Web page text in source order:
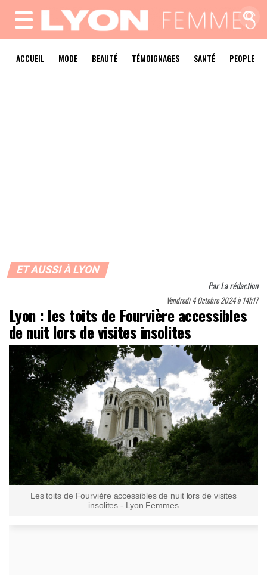
MENU
ACCUEIL MODE BEAUTÉ TÉMOIGNAGES SANTÉ PEOPLE
ET AUSSI À LYON
ParLa rédaction
Vendredi 4 Octobre 2024 à 14h17
Lyon : les toits de Fourvière accessibles
de nuit lors de visites insolites
Les toits de Fourvière accessibles de nuit lors de visites
insolites - Lyon Femmes